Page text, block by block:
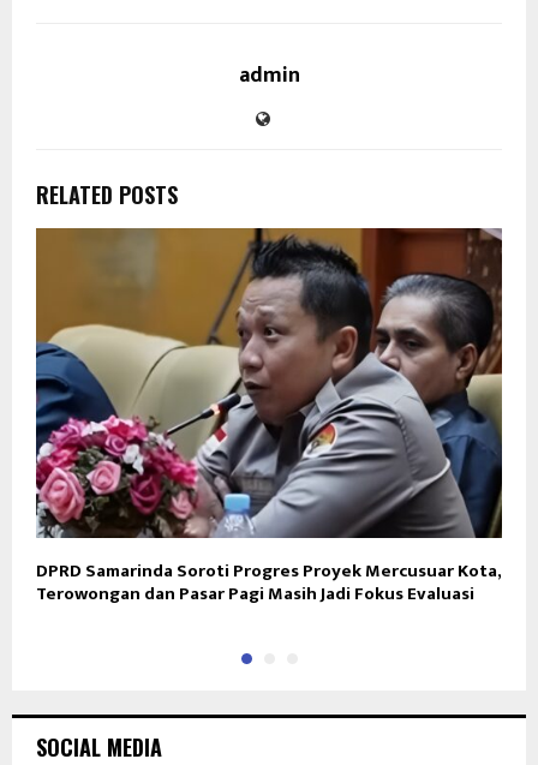
admin
RELATED POSTS
DPRD Samarinda Soroti Progres Proyek Mercusuar Kota,
Terowongan dan Pasar Pagi Masih Jadi Fokus Evaluasi
SOCIAL MEDIA